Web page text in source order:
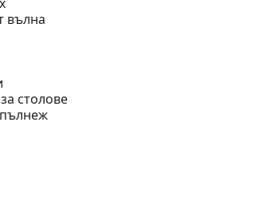
вълна
столове